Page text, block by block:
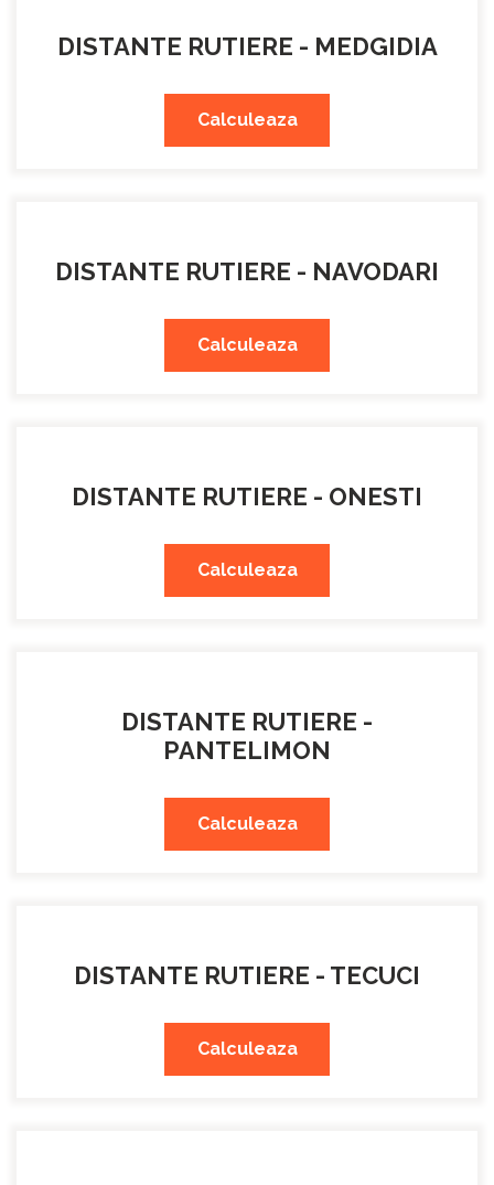
DISTANTE RUTIERE - MEDGIDIA
Calculeaza
DISTANTE RUTIERE - NAVODARI
Calculeaza
DISTANTE RUTIERE - ONESTI
Calculeaza
DISTANTE RUTIERE -
PANTELIMON
Calculeaza
DISTANTE RUTIERE - TECUCI
Calculeaza